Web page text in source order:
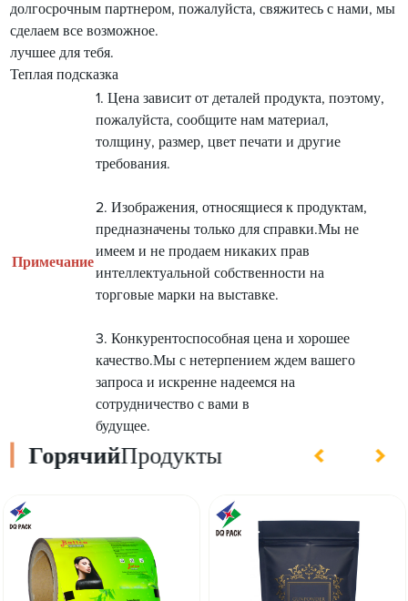
долгосрочным партнером, пожалуйста, свяжитесь с нами, мы
сделаем все возможное.
лучшее для тебя.
Теплая подсказка
Примечание
1. Цена зависит от деталей продукта, поэтому,
пожалуйста, сообщите нам материал,
толщину, размер, цвет печати и другие
требования.
2. Изображения, относящиеся к продуктам,
предназначены только для справки.Мы не
имеем и не продаем никаких прав
интеллектуальной собственности на
торговые марки на выставке.
3. Конкурентоспособная цена и хорошее
качество.Мы с нетерпением ждем вашего
запроса и искренне надеемся на
сотрудничество с вами в
будущее.
ГорячийПродукты